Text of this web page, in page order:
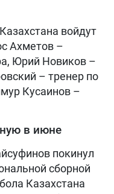
войдут
Ахметов –
Юрий Новиков –
– тренер по
Кусаинов –
в июне
покинул
сборной
Казахстана